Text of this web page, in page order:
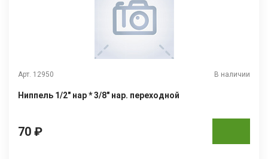
Арт. 12950 В наличии
Ниппель 1/2" нар * 3/8" нар. переходной
70 ₽